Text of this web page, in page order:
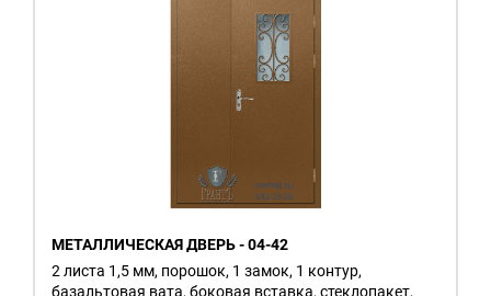
МЕТАЛЛИЧЕСКАЯ ДВЕРЬ - 04-42
2 листа 1,5 мм, порошок, 1 замок, 1 контур,
базальтовая вата, боковая вставка, стеклопакет,